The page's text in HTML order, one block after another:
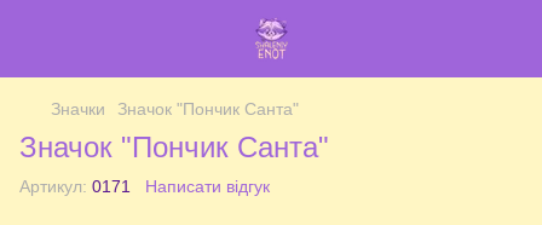
Значки Значок "Пончик Санта"
Значок "Пончик Санта"
Артикул: 0171 Написати відгук